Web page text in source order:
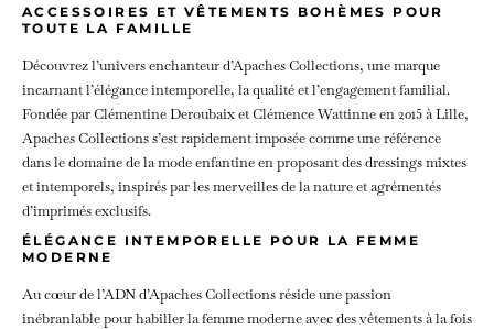
ACCESSOIRES ET VÊTEMENTS BOHÈMES POUR
TOUTE LA FAMILLE
Découvrez l’univers enchanteur d’Apaches Collections, une marque
incarnant l’élégance intemporelle, la qualité et l’engagement familial.
Fondée par Clémentine Deroubaix et Clémence Wattinne en 2015 à Lille,
Apaches Collections s’est rapidement imposée comme une référence
dans le domaine de la mode enfantine en proposant des dressings mixtes
et intemporels, inspirés par les merveilles de la nature et agrémentés
d’imprimés exclusifs.
ÉLÉGANCE INTEMPORELLE POUR LA FEMME
MODERNE
Au cœur de l’ADN d’Apaches Collections réside une passion
inébranlable pour habiller la femme moderne avec des vêtements à la fois